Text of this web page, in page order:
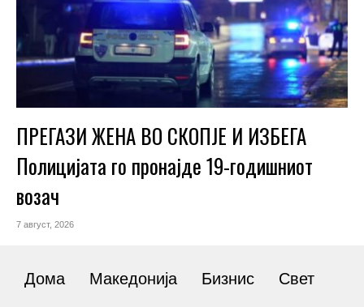
ПРЕГАЗИ ЖЕНА ВО СКОПЈЕ И ИЗБЕГА
Полицијата го пронајде 19-годишниот
возач
7 август, 2026
Дома Македонија Бизнис Свет